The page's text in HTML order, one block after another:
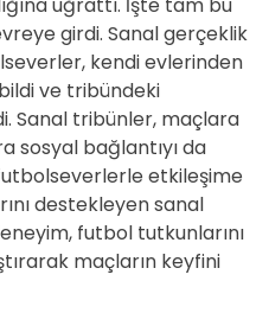
girdi. Sanal gerçeklik
kendi evlerinden
ve tribündeki
Sanal tribünler, maçlara
sosyal bağlantıyı da
etkileşime
destekleyen sanal
futbol tutkunlarını
maçların keyfini